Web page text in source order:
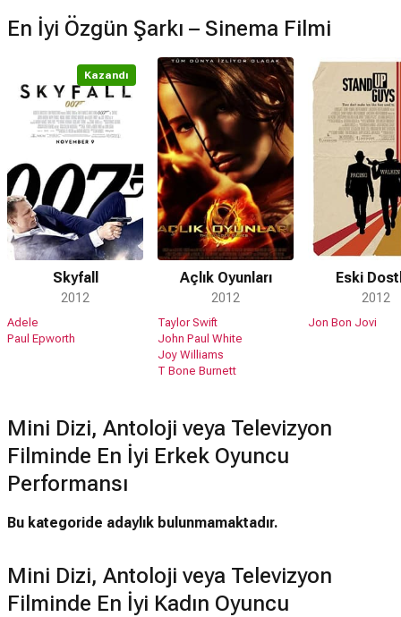
En İyi Özgün Şarkı – Sinema Filmi
Kazandı
Skyfall
2012
Adele
Paul Epworth
Açlık Oyunları
2012
Taylor Swift
John Paul White
Joy Williams
T Bone Burnett
Eski
2012
Jon Bon Jovi
Mini Dizi, Antoloji veya Televizyon
Filminde En İyi Erkek Oyuncu
Performansı
Bu kategoride adaylık bulunmamaktadır.
Mini Dizi, Antoloji veya Televizyon
Filminde En İyi Kadın Oyuncu